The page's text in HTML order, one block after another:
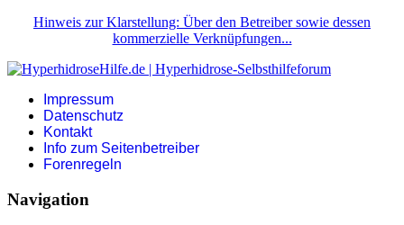
Hinweis zur Klarstellung: Über den Betreiber sowie dessen
kommerzielle Verknüpfungen...
Impressum
Datenschutz
Kontakt
Info zum Seitenbetreiber
Forenregeln
Navigation